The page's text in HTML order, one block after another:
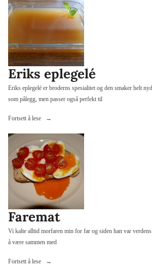
Eriks eplegelé
Eriks eplegelé er broderns spesialitet og den smaker helt
som pålegg, men passer også perfekt til
Fortsett å lese
«Eriks
Faremat
Vi kalte alltid morfaren min for far og siden han var
å være sammen med
Fortsett å lese «Faremat»